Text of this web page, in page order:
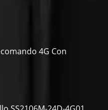
4G Con